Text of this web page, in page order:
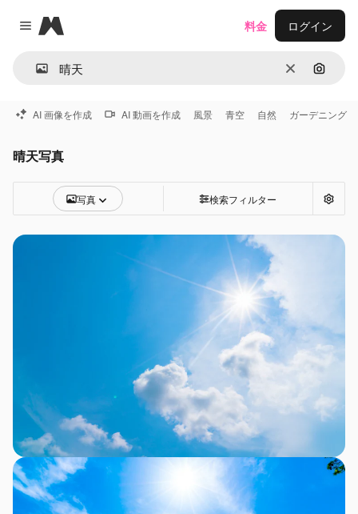
Close menu
Magnific
消去 画像で
料金 ログイン
AI 画像を作成 AI 動画を作成 風景 青空 自然 ガーデニング
晴天写真
写真 検索フィルター